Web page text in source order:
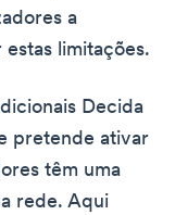
a
limitações.
Decida
pretende ativar
têm uma
rede. Aqui